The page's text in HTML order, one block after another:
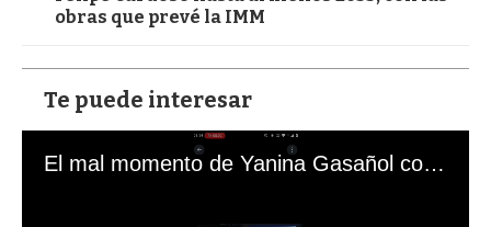
obras que prevé la IMM
Te puede interesar
El mal momento de Yanina Gasañol con un hincha argentino en "Subrayado"